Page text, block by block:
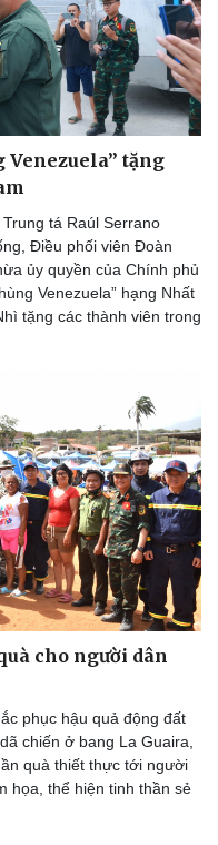
nghệ
điệu
Công nghệ
nghiệm
Venezuela” tặng
tá Raúl Serrano
Điều phối viên Đoàn
ủy quyền của Chính phủ
Venezuela” hạng Nhất
tặng các thành viên trong
cho người dân
phục hậu quả động đất
chiến ở bang La Guaira,
quà thiết thực tới người
họa, thể hiện tinh thần sẻ